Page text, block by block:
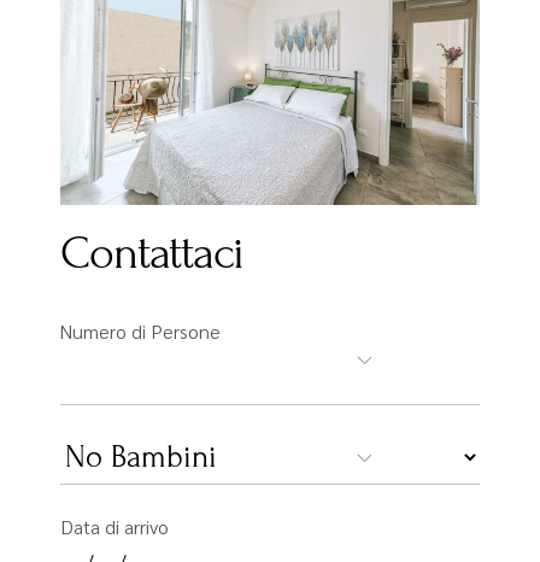
Contattaci
Numero di Persone
Data di arrivo